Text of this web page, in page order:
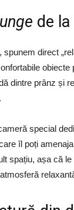
de
direct
obiecte
dintre prânz și
special
îl poți
spațiu, așa că